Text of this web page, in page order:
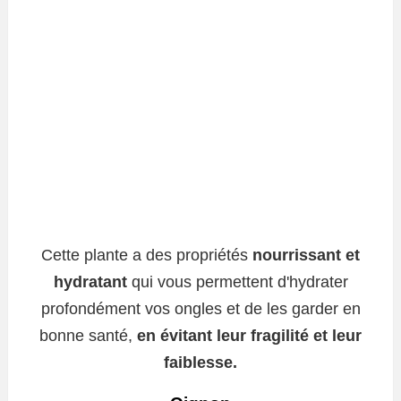
Cette plante a des propriétés nourrissant et
hydratantqui vous permettent d'hydrater
profondément vos ongles et de les garder en
bonne santé, en évitant leur fragilité et leur
faiblesse.